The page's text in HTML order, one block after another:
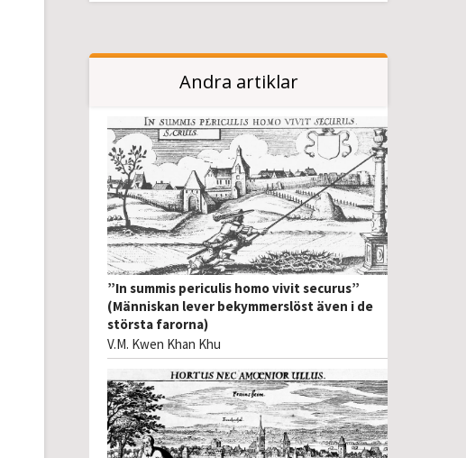
Andra artiklar
”In summis periculis homo vivit securus”
(Människan lever bekymmerslöst även i de
största farorna)
V.M. Kwen Khan Khu